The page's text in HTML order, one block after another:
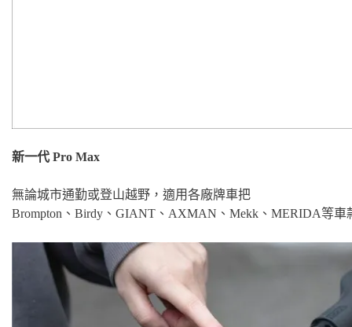
新一代 Pro Max
無論城市通勤或登山越野，適用各廠牌車把
Brompton、Birdy、GIANT、AXMAN、Mekk、MERIDA等車